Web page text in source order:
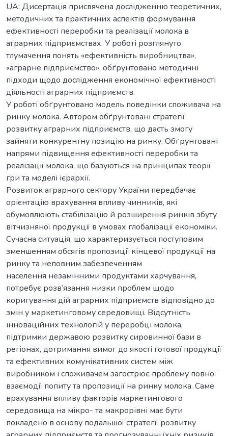
UA: Дисертація присвячена дослідженню теоретичних,
методичних та практичних аспектів формування
ефективності переробки та реалізації молока в
аграрних підприємствах. У роботі розглянуто
тлумачення понять «ефективність виробництва»,
«аграрне підприємство», обґрунтовано методичні
підходи щодо дослідження економічної ефективності
діяльності аграрних підприємств.
У роботі обґрунтовано модель поведінки споживача на
ринку молока. Автором обґрунтовані стратегії
розвитку аграрних підприємств, що дасть змогу
зайняти конкурентну позицію на ринку. Обґрунтовані
напрями підвищення ефективності переробки та
реалізації молока, що базуються на принципах теорії
гри та моделі ієрархії.
Розвиток аграрного сектору України передбачає
орієнтацію врахування впливу чинників, які
обумовлюють стабілізацію й розширення ринків збуту
вітчизняної продукції в умовах глобалізації економіки.
Сучасна ситуація, що характеризується поступовим
зменшенням обсягів пропозиції кінцевої продукції на
ринку та неповним забезпеченням
населення незамінними продуктами харчування,
потребує розв’язання низки проблем щодо
коригування дій аграрних підприємств відповідно до
змін у маркетинговому середовищі. Відсутність
інноваційних технологій у переробці молока,
підтримки державою розвитку сировинної бази в
регіонах, дотримання вимог до якості готової продукції
та ефективних комунікативних систем між
виробником і споживачем загострює проблему повної
взаємодії попиту та пропозиції на ринку молока. Саме
врахування впливу факторів маркетингового
середовища на мікро- та макрорівні має бути
покладено в основу подальшої стратегії розвитку